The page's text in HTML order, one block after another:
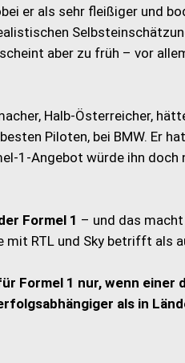
er als sehr fleißiger und
aber zu früh – vor
Halb-Österreicher,
Piloten, bei BMW. Er
1-Angebot würde ihn doch
Formel 1 – und das
RTL und Sky betrifft als
Formel 1 nur, wenn einer
als in